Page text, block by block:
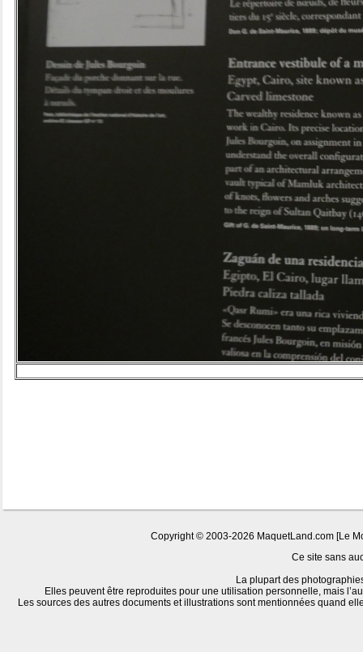
Copyright © 2003-2026 MaquetLand.com [Le
Ce site sans
La plupart des
Elles peuvent être reproduites pour une utilisation personnelle, mais
Les sources des autres documents et illustrations sont mentionnées quand